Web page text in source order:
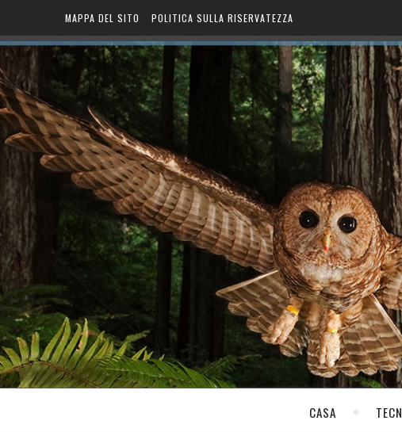
MAPPA DEL SITO POLITICA SULLA RISERVATEZZA
CASA